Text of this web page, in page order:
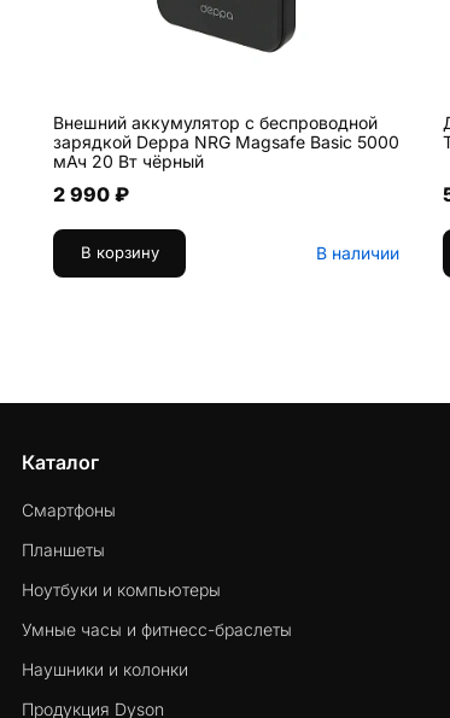
Внешний аккумулятор с беспроводной
зарядкой Deppa NRG Magsafe Basic 5000
мАч 20 Вт чёрный
2 990 ₽
В корзину В наличии
Каталог
Смартфоны
Планшеты
Ноутбуки и компьютеры
Умные часы и фитнесс-браслеты
Наушники и колонки
Продукция Dyson